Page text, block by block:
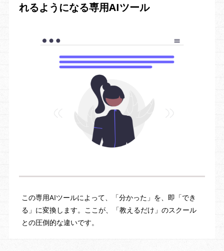
れるようになる専用AIツール
この専用AIツールによって、「分かった」を、即「でき
る」に変換します。ここが、「教えるだけ」のスクール
との圧倒的な違いです。